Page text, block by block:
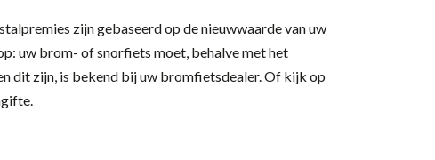
zijn gebaseerd op de nieuwwaarde van uw
uw brom- of snorfiets moet, behalve met het
dit zijn, is bekend bij uw bromfietsdealer. Of kijk op